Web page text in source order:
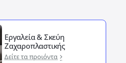
Εργαλεία & Σκεύη
Ζαχαροπλαστικής
Δείτε τα προιόντα